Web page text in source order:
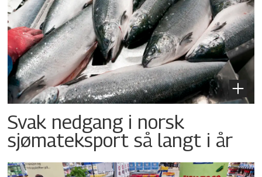
Svak nedgang i norsk
sjømateksport så langt i år